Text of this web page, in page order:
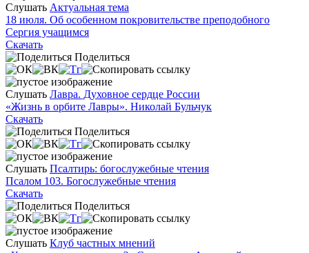
Слушать Актуальная тема
18 июля. Об особенном покровительстве преподобного
Сергия учащимся
Скачать
Поделиться
Слушать Лавра. Духовное сердце России
«Жизнь в орбите Лавры». Николай Бульчук
Скачать
Поделиться
Слушать Псалтирь: богослужебные чтения
Псалом 103. Богослужебные чтения
Скачать
Поделиться
Слушать Клуб частных мнений